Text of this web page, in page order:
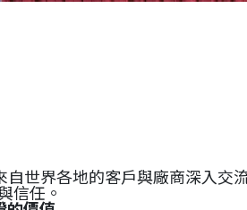
世界各地的客戶與廠商深入交
信任。